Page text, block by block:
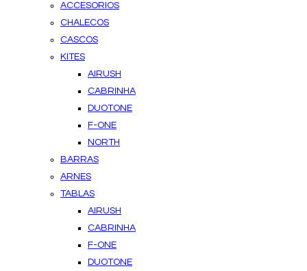
ACCESORIOS
CHALECOS
CASCOS
KITES
AIRUSH
CABRINHA
DUOTONE
F-ONE
NORTH
BARRAS
ARNES
TABLAS
AIRUSH
CABRINHA
F-ONE
DUOTONE